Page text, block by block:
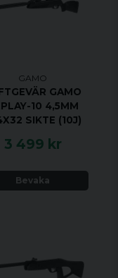
GAMO
GAMO
10 4,5MM
SIKTE (10J)
3 499 kr
Bevaka